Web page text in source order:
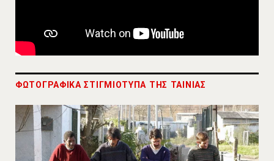
ΦΩΤΟΓΡΑΦΙΚΑ ΣΤΙΓΜΙΟΤΥΠΑ ΤΗΣ ΤΑΙΝΙΑΣ